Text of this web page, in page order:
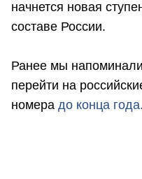
начнется новая
составе России.
Ранее мы
перейти на
номера до конца года.